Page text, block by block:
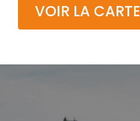
VOIR LA CARTE